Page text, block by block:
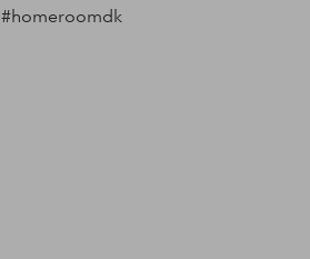
#homeroomdk